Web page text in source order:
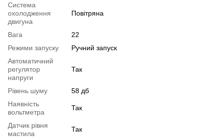
Система
охолодження
двигуна
Повітряна
Вага
22
Режими запуску
Ручний запуск
Автоматичний
регулятор
напруги
Так
Рівень шуму
58 дб
Наявність
вольтметра
Так
Датчик рівня
мастила
Так